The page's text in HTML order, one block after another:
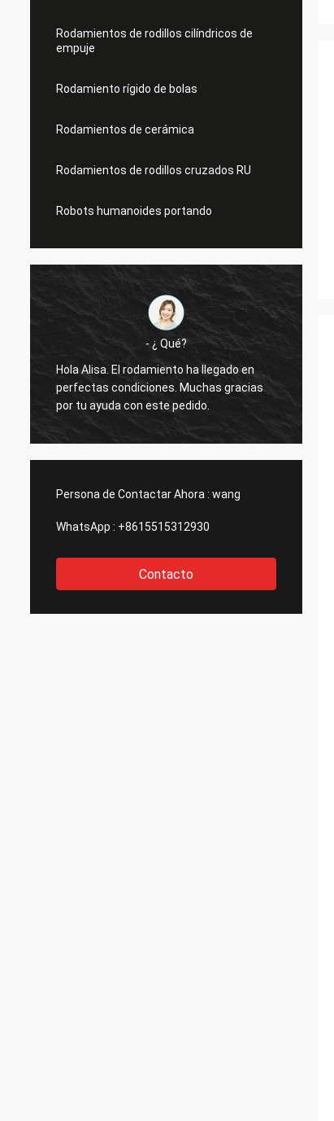
Rodamientos de rodillos cilíndricos de
empuje
Rodamiento rígido de bolas
Rodamientos de cerámica
Rodamientos de rodillos cruzados RU
Robots humanoides portando
- ¿ Qué?
Hola Alisa. El rodamiento ha llegado en
perfectas condiciones. Muchas gracias
por tu ayuda con este pedido.
Persona de Contactar Ahora : wang
WhatsApp : +8615515312930
Contacto